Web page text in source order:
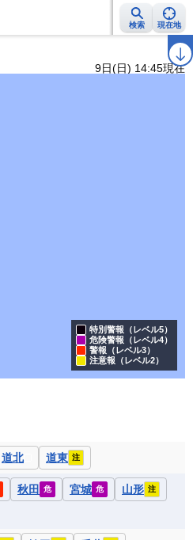
検索 現在地
ラ
9日(日) 14:45現在
特別警報（レベル5）
危険警報（レベル4）
警報（レベル3）
注意報（レベル2）
道北 道東 注
秋田 危 宮城 危 山形 注